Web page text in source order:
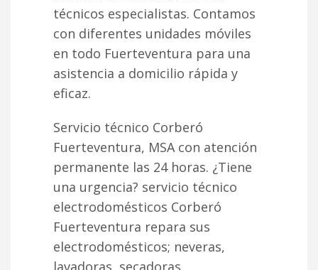
técnicos especialistas. Contamos
con diferentes unidades móviles
en todo Fuerteventura para una
asistencia a domicilio rápida y
eficaz.
Servicio técnico Corberó
Fuerteventura, MSA con atención
permanente las 24 horas. ¿Tiene
una urgencia? servicio técnico
electrodomésticos Corberó
Fuerteventura repara sus
electrodomésticos; neveras,
lavadoras, secadoras,